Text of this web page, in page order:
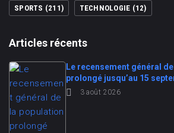
SPORTS (211) TECHNOLOGIE (12)
Articles récents
Le recensement général
prolongé jusqu’au 15
3 août 2026